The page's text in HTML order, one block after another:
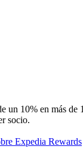
un 10% en más de
socio.
Expedia Rewards